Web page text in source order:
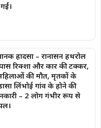
हादसा – रानासन हथरोल
रिक्शा और कार की टक्कर,
की मौत, मृतकों के
लिंभोई गांव के होने की
– 2 लोग गंभीर रूप से